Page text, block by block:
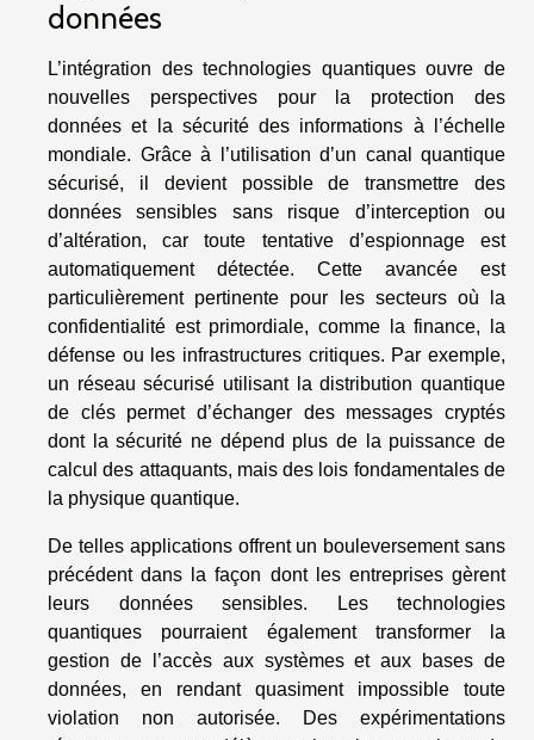
données
L’intégration des technologies quantiques ouvre de
nouvelles perspectives pour la protection des
données et la sécurité des informations à l’échelle
mondiale. Grâce à l’utilisation d’un canal quantique
sécurisé, il devient possible de transmettre des
données sensibles sans risque d’interception ou
d’altération, car toute tentative d’espionnage est
automatiquement détectée. Cette avancée est
particulièrement pertinente pour les secteurs où la
confidentialité est primordiale, comme la finance, la
défense ou les infrastructures critiques. Par exemple,
un réseau sécurisé utilisant la distribution quantique
de clés permet d’échanger des messages cryptés
dont la sécurité ne dépend plus de la puissance de
calcul des attaquants, mais des lois fondamentales de
la physique quantique.
De telles applications offrent un bouleversement sans
précédent dans la façon dont les entreprises gèrent
leurs données sensibles. Les technologies
quantiques pourraient également transformer la
gestion de l’accès aux systèmes et aux bases de
données, en rendant quasiment impossible toute
violation non autorisée. Des expérimentations